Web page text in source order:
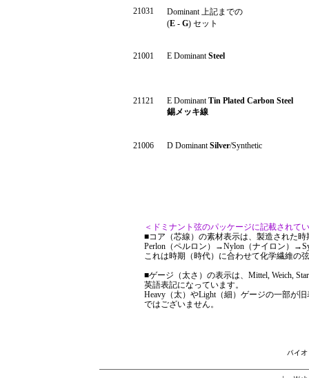
21031 Dominant上記までの
(E - G) セット
21001 E DominantSteel
21121 E DominantTinPlated Carbon Steel
錫メッキ線
21006 D DominantSilver/Synthetic
＜ドミナント弦のパッケージに記載されて
■コア（芯線）の素材表示は、製造された時
Perlon（ペルロン）→Nylon（ナイロン）
これは時期（時代）に合わせて化学繊維の
■ゲージ（太さ）の表示は、Mittel, Weich,
英語表記になっています。
Heavy（太）やLight（細）ゲージの一部が
ではございません。